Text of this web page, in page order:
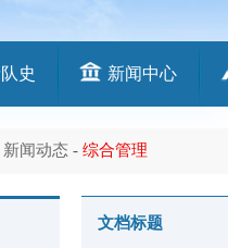
史 新闻中心
新闻动态 - 综合管理
文档标题